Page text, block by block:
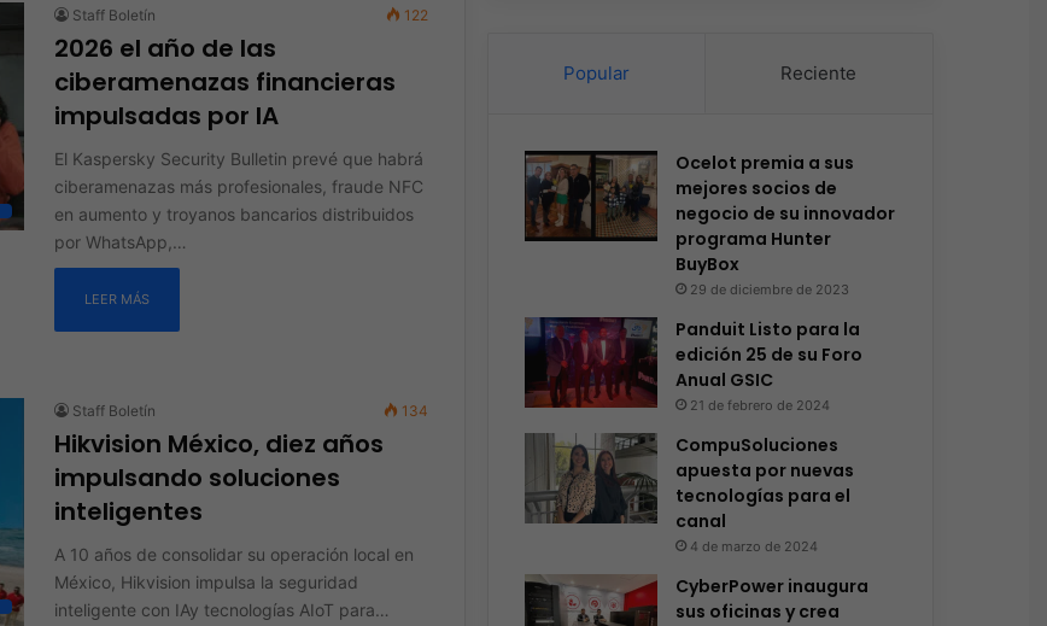
Staff Boletín 122
2026 el año de las
ciberamenazas financieras
impulsadas por IA
El Kaspersky Security Bulletin prevé que habrá
ciberamenazas más profesionales, fraude NFC
en aumento y troyanos bancarios distribuidos
por WhatsApp,…
LEER MÁS
Staff Boletín 134
Hikvision México, diez años
impulsando soluciones
inteligentes
A 10 años de consolidar su operación local en
México, Hikvision impulsa la seguridad
inteligente con IAy tecnologías AIoT para…
Popular Reciente
Ocelot premia a sus
mejores socios de
negocio de su innovador
programa Hunter
BuyBox
29 de diciembre de 2023
Panduit Listo para la
edición 25 de su Foro
Anual GSIC
21 de febrero de 2024
CompuSoluciones
apuesta por nuevas
tecnologías para el
canal
4 de marzo de 2024
CyberPower inaugura
sus oficinas y crea